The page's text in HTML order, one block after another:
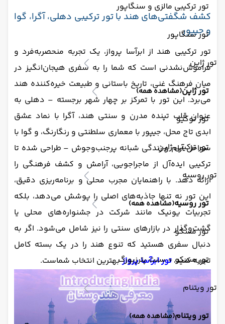
تور ترکیبی مالزی و سنگاپور
تور سنگاپور
تور ژاپن
تور ژاپن(مشاهده همه)
تور توکیو
تور ترکیبی ژاپن
تور روسیه
تور روسیه(مشاهده همه)
تور مسکو
تور مسکو + سنت پترزبورگ
تور ویتنام
تور ویتنام(مشاهده همه)
کشف شگفتی‌های هند با تور ترکیبی دهلی، آگرا، گوا
و جیپور
تور ترکیبی هند از ابرآسا پرواز، یک تجربه منحصربه‌فرد و
فراموش‌نشدنی است که شما را به سفری هیجان‌انگیز در
میان فرهنگ غنی، تاریخ باستانی و طبیعت خیره‌کننده هند
می‌برد. این تور با تمرکز بر چهار شهر برجسته – دهلی به
عنوان قلب تپنده مدرن و سنتی هند، آگرا با نماد عشق
ابدی تاج محل، جیپور با معماری سلطنتی و رنگارنگ، و گوا با
سواحل آرام و زندگی شبانه پرجنب‌وجوش – طراحی شده تا
ترکیبی ایده‌آل از ماجراجویی، آرامش و کشف فرهنگی را
ارائه دهد. با راهنمایان مجرب محلی و برنامه‌ریزی دقیق،
این تور نه تنها جاذبه‌های اصلی را پوشش می‌دهد، بلکه
تجربیات یونیک مانند شرکت در جشنواره‌های محلی یا
گشت‌وگذار در بازارهای سنتی را نیز شامل می‌شود. اگر به
دنبال سفری هستید که تنوع هند را در یک بسته کامل
تجربه کنید،تور ابرآسا پروازبهترین انتخاب شماست.